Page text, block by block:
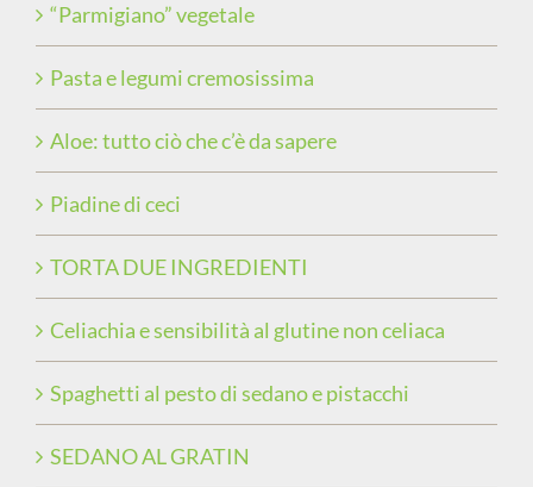
“Parmigiano” vegetale
Pasta e legumi cremosissima
Aloe: tutto ciò che c’è da sapere
Piadine di ceci
TORTA DUE INGREDIENTI
Celiachia e sensibilità al glutine non celiaca
Spaghetti al pesto di sedano e pistacchi
SEDANO AL GRATIN